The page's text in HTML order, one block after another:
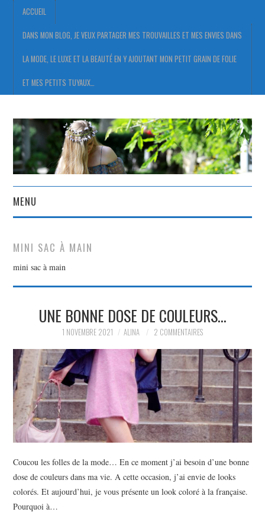
ACCUEIL
DANS MON BLOG, JE VEUX PARTAGER MES TROUVAILLES ET MES ENVIES DANS
LA MODE, LE LUXE ET LA BEAUTÉ EN Y AJOUTANT MON PETIT GRAIN DE FOLIE
ET MES PETITS TUYAUX…
MENU
DANS MON BLOG, JE VEUX
PARTAGER MES
TROUVAILLES ET MES
ENVIES DANS LA MODE, LE
LUXE ET LA BEAUTÉ EN Y
AJOUTANT MON PETIT
GRAIN DE FOLIE ET MES
PETITS TUYAUX…
MINI SAC À MAIN
mini sac à main
UNE BONNE DOSE DE COULEURS…
1 NOVEMBRE 2021 ALINA 2 COMMENTAIRES
Coucou les folles de la mode… En ce moment j’ai besoin d’une bonne
dose de couleurs dans ma vie. A cette occasion, j’ai envie de looks
colorés. Et aujourd’hui, je vous présente un look coloré à la française.
Pourquoi à…